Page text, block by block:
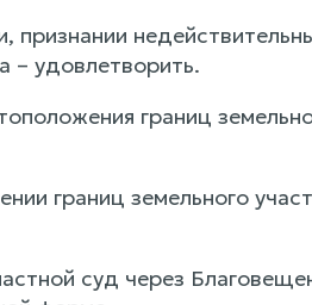
– удовлетворить.
границ
границ земельного
суд через